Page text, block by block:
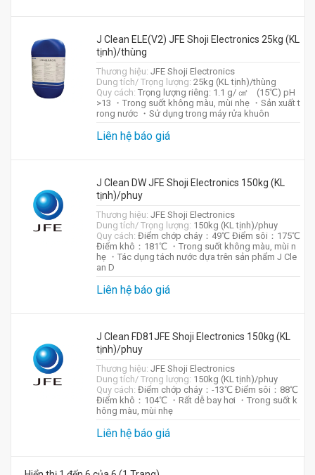
J Clean ELE(V2) JFE Shoji Electronics 25kg (KL
tịnh)/thùng
Thương hiệu: JFE Shoji Electronics
Dung tích/ Trọng lượng: 25kg (KL tịnh)/thùng
Quy cách: Trọng lượng riêng: 1.1 g/ ㎤ (15℃) pH
>13 ・Trong suốt không màu, mùi nhẹ ・Sản xuất t
rong nước ・Sử dụng trong máy rửa khuôn
Liên hệ báo giá
J Clean DW JFE Shoji Electronics 150kg (KL
tịnh)/phuy
Thương hiệu: JFE Shoji Electronics
Dung tích/ Trọng lượng: 150kg (KL tịnh)/phuy
Quy cách: Điểm chớp cháy：49℃ Điểm sôi：175℃
Điểm khô：181℃ ・Trong suốt không màu, mùi n
hẹ ・Tác dụng tách nước dựa trên sản phẩm J Cle
an D
Liên hệ báo giá
J Clean FD81JFE Shoji Electronics 150kg (KL
tịnh)/phuy
Thương hiệu: JFE Shoji Electronics
Dung tích/ Trọng lượng: 150kg (KL tịnh)/phuy
Quy cách: Điểm chớp cháy：-13℃ Điểm sôi：88℃
Điểm khô：104℃ ・Rất dễ bay hơi ・Trong suốt k
hông màu, mùi nhẹ
Liên hệ báo giá